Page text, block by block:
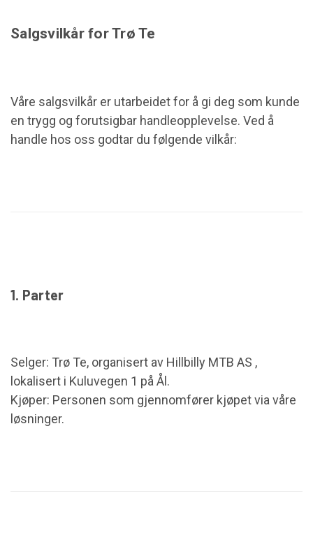
Salgsvilkår for Trø Te
Våre salgsvilkår er utarbeidet for å gi deg som kunde
en trygg og forutsigbar handleopplevelse. Ved å
handle hos oss godtar du følgende vilkår:
1. Parter
Selger: Trø Te, organisert av Hillbilly MTB AS ,
lokalisert i Kuluvegen 1 på Ål.
Kjøper: Personen som gjennomfører kjøpet via våre
løsninger.